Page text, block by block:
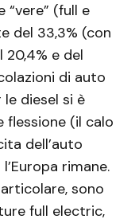
“vere” (full e
del 33,3% (con
e del
di auto
diesel si è
flessione (il calo
dell’auto
rimane.
sono
full electric,